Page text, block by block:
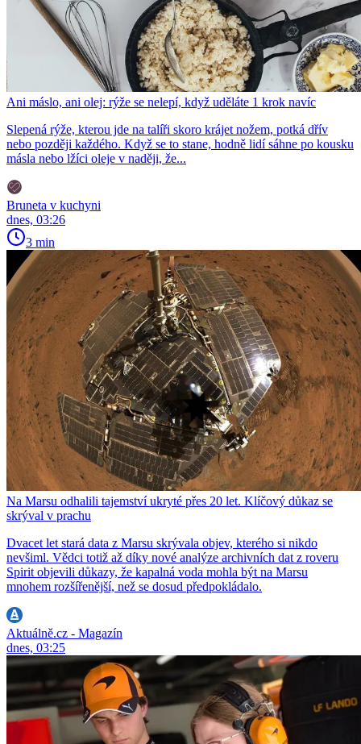
Ani máslo, ani olej: rýže se nelepí, když uděláte 1 krok navíc
Slepená rýže, kterou jde na talíři skoro krájet nožem, potká dřív
nebo později každého. Když se to stane, hodně lidí sáhne po kousku
másla nebo lžíci oleje v naději, že...
Bruneta v kuchyni
dnes, 03:26
3 min
Na Marsu odhalili tajemství ukryté přes 20 let. Klíčový důkaz se
skrýval v prachu
Dvacet let stará data z Marsu skrývala objev, kterého si nikdo
nevšiml. Vědci totiž až díky nové analýze archivních dat z roveru
Spirit objevili důkazy, že kapalná voda mohla být na Marsu
mnohem rozšířenější, než se dosud předpokládalo.
Aktuálně.cz - Magazín
dnes, 03:25